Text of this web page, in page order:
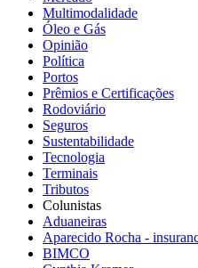
Multimodalidade
Óleo e Gás
Opinião
Política
Portos
Prêmios e Certificações
Rodoviário
Seguros
Sustentabilidade
Tecnologia
Terminais
Tributos
Colunistas
Aduaneiras
Aparecido Rocha -
BIMCO